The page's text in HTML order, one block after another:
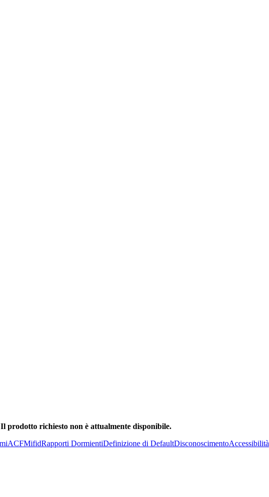
Il prodotto richiesto non è attualmente disponibile.
ACFMifidRapporti DormientiDefinizione di DefaultDisconoscimentoAccessibilità